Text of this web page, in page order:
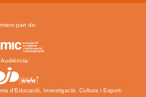
part de:
Audiència:
d’Educació, Investigació, Cultura i Esport: